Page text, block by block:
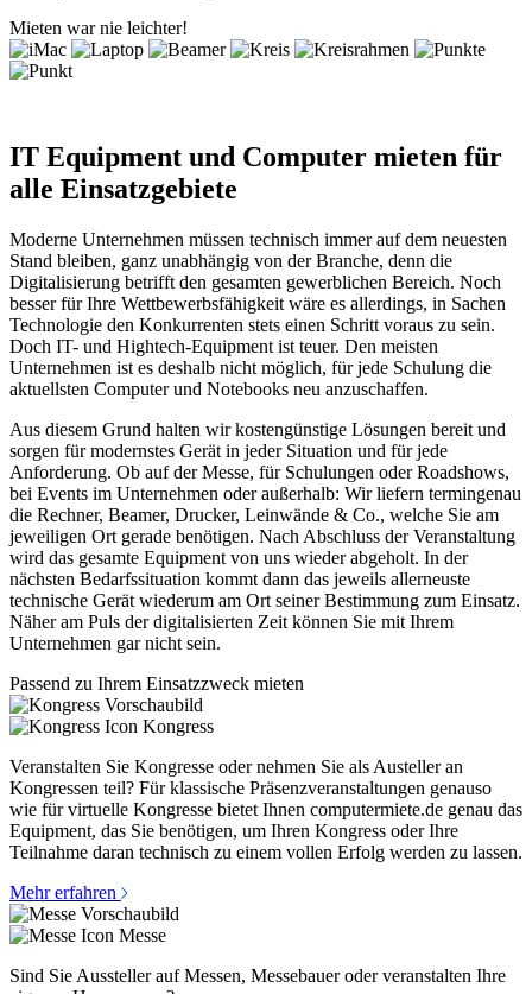
Mieten war nie leichter!
IT Equipment und Computer mieten für
alle Einsatzgebiete
Moderne Unternehmen müssen technisch immer auf dem neuesten
Stand bleiben, ganz unabhängig von der Branche, denn die
Digitalisierung betrifft den gesamten gewerblichen Bereich. Noch
besser für Ihre Wettbewerbsfähigkeit wäre es allerdings, in Sachen
Technologie den Konkurrenten stets einen Schritt voraus zu sein.
Doch IT- und Hightech-Equipment ist teuer. Den meisten
Unternehmen ist es deshalb nicht möglich, für jede Schulung die
aktuellsten Computer und Notebooks neu anzuschaffen.
Aus diesem Grund halten wir kostengünstige Lösungen bereit und
sorgen für modernstes Gerät in jeder Situation und für jede
Anforderung. Ob auf der Messe, für Schulungen oder Roadshows,
bei Events im Unternehmen oder außerhalb: Wir liefern termingenau
die Rechner, Beamer, Drucker, Leinwände & Co., welche Sie am
jeweiligen Ort gerade benötigen. Nach Abschluss der Veranstaltung
wird das gesamte Equipment von uns wieder abgeholt. In der
nächsten Bedarfssituation kommt dann das jeweils allerneuste
technische Gerät wiederum am Ort seiner Bestimmung zum Einsatz.
Näher am Puls der digitalisierten Zeit können Sie mit Ihrem
Unternehmen gar nicht sein.
Passend zu Ihrem Einsatzzweck mieten
Kongress
Veranstalten Sie Kongresse oder nehmen Sie als Austeller an
Kongressen teil? Für klassische Präsenzveranstaltungen genauso
wie für virtuelle Kongresse bietet Ihnen computermiete.de genau das
Equipment, das Sie benötigen, um Ihren Kongress oder Ihre
Teilnahme daran technisch zu einem vollen Erfolg werden zu lassen.
Mehr erfahren
Messe
Sind Sie Aussteller auf Messen, Messebauer oder veranstalten Ihre